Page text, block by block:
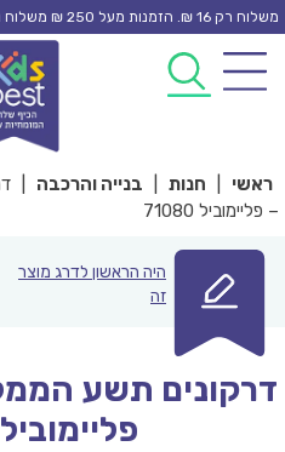
Skip
content
משלוח רק 16 ₪. הזמנות מעל 250 ₪ משלוח נק’ איסוף חינם
ראשי חנות בנייה והרכבה
– פליימוביל 71080
היה הראשון לדרג מוצר
זה
פליימוביל 71080